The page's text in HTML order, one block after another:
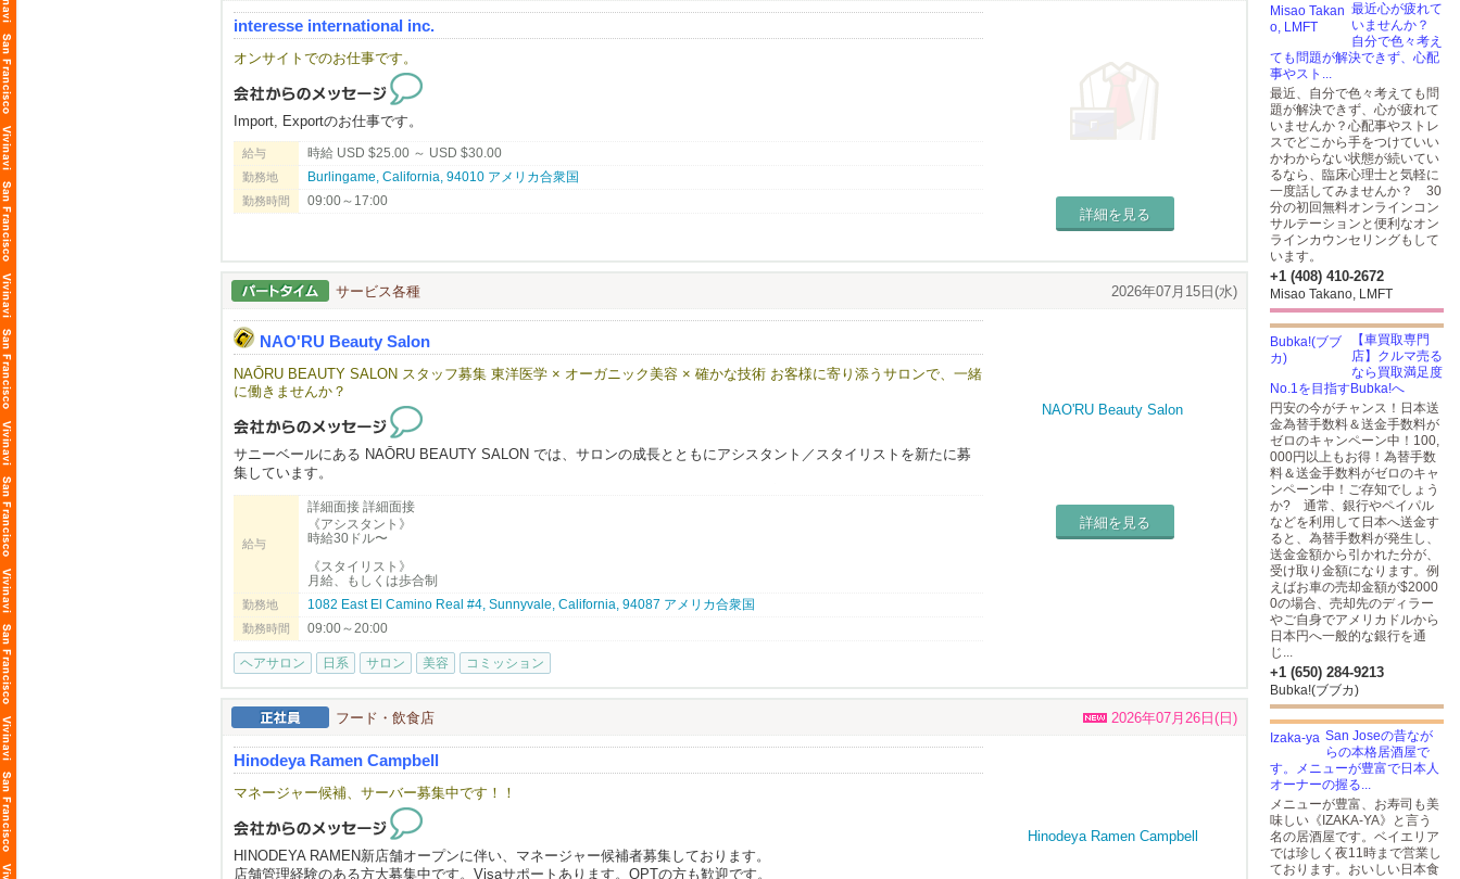
キャリアアップを目指す方にも最適なタイミングです。
◆◇経験を活かし、新たな学びもある職場
ラーメンや居酒屋（個人店・チェーン店問わず）…など、
弊社展開ブランドに近い経験を持つ者から、多様な経験を経て、
マネージャーに就任している者…など、様々なスタッフが在籍し活躍中！
◆◇ビザ取得に際し、経験ジャンルの部分での規定もあります為、
応募・面接時に詳細のお話しをさせていただければと思いますが、
ご自身の経験を活かせ、実践の中で新たな学びを感じられる職場です！
味・食材を含めクオリティにこだわる店舗を展開中だから、
◆◇現在のスタッフについて
在籍スタッフは​約1000名の大人数を抱える当社では、日本人スタッフも45以上活躍中！
海外での勤務自体が初挑戦の方も、新たな挑戦の場として選ばれる会社です。
最初は英語が全く話せない状態で入社し、今では大活躍中の方もおります。
働くうちに徐々に覚えていってもらえればOKですし、
ほとんどのスタッフが、いつの間にかコミュニケーションを取れるようになっているのでご安心を。
将来の部分までサポートしのびのび活躍してもらっています。
━━━━━━━━━━━━━━━━━━━━
◆◇もっと我々を知りたい人には。
EK FOOD SERVICES
http://www.ekfoodservices.com/
Workstyle / アメリカでの働き方改革
Interview / インタビュー
http://www.ekfoodservices.com/interview/
バイリンガール Chikaさんとのコラボ
https://youtu.be/psfcZrf47sU
まるふくらぁめん
https://www.marufukuramen.com
うどん 麦蔵
https://www.mugizo-us.com
RAMEN IZAKAYA YUGEN
interesse international inc.
オンサイトでのお仕事です。
Import, Exportのお仕事です。
給与 時給 USD $25.00 ～ USD $30.00
勤務地 Burlingame, California, 94010 アメリカ合衆国
勤務時間 09:00～17:00
詳細を見る
サービス各種 2026年07月15日(水)
NAO'RU Beauty Salon
NAŌRU BEAUTY SALON スタッフ募集 東洋医学 × オーガニック美容 × 確かな技術 お客様に寄り添うサロンで、一緒
に働きませんか？
サニーベールにある NAŌRU BEAUTY SALON では、サロンの成長とともにアシスタント／スタイリストを新たに募
集しています。
大切にしています。
・スタイリスト
・アシスタント
・ボディマッサージセラピスト（同時募集）
こんな方をお待ちしています
・美容師免許（日本または米国）をお持ちの方、または実務経験のある方
・一人ひとりのお客様と丁寧に向き合いたい方
・向上心を持ち、学びながら成長していける方
※長期で働ける方を歓迎します。
NAŌRUで働く魅力
・時給$30〜（経験・能力により優遇）
・トップスタイリストMiki（中医学博士）から直接学べる環境
・東洋医学・筋膜・経絡理論を取り入れた、他にはない技術が身につきます
給与
詳細面接 詳細面接
《アシスタント》
時給30ドル〜
《スタイリスト》
月給、もしくは歩合制
勤務地 1082 East El Camino Real #4, Sunnyvale, California, 94087 アメリカ合衆国
勤務時間 09:00～20:00
詳細を見る
ヘアサロン 日系 サロン 美容 コミッション
フード・飲食店 2026年07月26日(日)
Hinodeya Ramen Campbell
マネージャー候補、サーバー募集中です！！
HINODEYA RAMEN新店舗オープンに伴い、マネージャー候補者募集しております。
店舗管理経験のある方大募集中です。Visaサポートあります。OPTの方も歓迎です。
最近心が疲れて
いませんか？
自分で色々考え
ても問題が解決できず、心配
事やスト...
最近、自分で色々考えても問
題が解決できず、心が疲れて
いませんか？心配事やストレ
スでどこから手をつけていい
かわからない状態が続いてい
るなら、臨床心理士と気軽に
一度話してみませんか？ 30
分の初回無料オンラインコン
サルテーションと便利なオン
ラインカウンセリングもして
います。
+1 (408) 410-2672
Misao Takano, LMFT
【車買取専門
店】クルマ売る
なら買取満足度
No.1を目指すBubka!へ
円安の今がチャンス！日本送
金為替手数料＆送金手数料が
ゼロのキャンペーン中！100,
000円以上もお得！為替手数
料＆送金手数料がゼロのキャ
ンペーン中！ご存知でしょう
か? 通常、銀行やペイパル
などを利用して日本へ送金す
ると、為替手数料が発生し、
送金金額から引かれた分が、
受け取り金額になります。例
えばお車の売却金額が$2000
0の場合、売却先のディラー
やご自身でアメリカドルから
日本円へ一般的な銀行を通
じ...
+1 (650) 284-9213
Bubka!(ブブカ)
San Joseの昔なが
らの本格居酒屋で
す。メニューが豊富で日本人
オーナーの握る...
メニューが豊富、お寿司も美
味しい《IZAKA-YA》と言う
名の居酒屋です。ベイエリア
では珍しく夜11時まで営業し
ております。おいしい日本食